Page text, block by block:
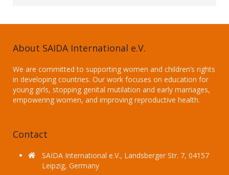
About SAIDA International e.V.
We are committed to supporting women and children’s rights
in developing countries. Our work focuses on education for
young girls, stopping genital mutilation and early marriages,
empowering women, and improving reproductive health.
Contact
SAIDA International e.V., Landsberger Str. 7, 04157
Leipzig, Germany